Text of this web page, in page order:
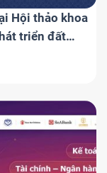
Hội thảo khoa
triển đất